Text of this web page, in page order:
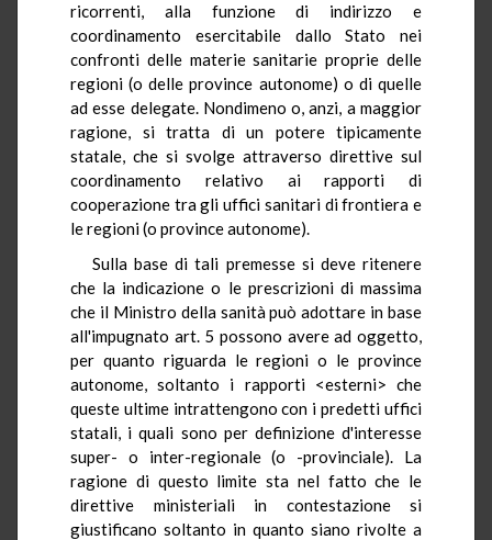
ricorrenti, alla funzione di indirizzo e
coordinamento esercitabile dallo Stato nei
confronti delle materie sanitarie proprie delle
regioni (o delle province autonome) o di quelle
ad esse delegate. Nondimeno o, anzi, a maggior
ragione, si tratta di un potere tipicamente
statale, che si svolge attraverso direttive sul
coordinamento relativo ai rapporti di
cooperazione tra gli uffici sanitari di frontiera e
le regioni (o province autonome).
Sulla base di tali premesse si deve ritenere
che la indicazione o le prescrizioni di massima
che il Ministro della sanità può adottare in base
all'impugnato art. 5 possono avere ad oggetto,
per quanto riguarda le regioni o le province
autonome, soltanto i rapporti <esterni> che
queste ultime intrattengono con i predetti uffici
statali, i quali sono per definizione d'interesse
super- o inter-regionale (o -provinciale). La
ragione di questo limite sta nel fatto che le
direttive ministeriali in contestazione si
giustificano soltanto in quanto siano rivolte a